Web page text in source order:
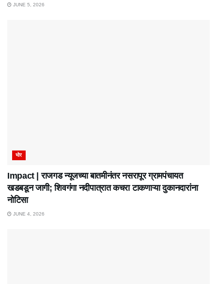
JUNE 5, 2026
भोर
Impact | राजगड न्यूजच्या बातमीनंतर नसरापूर ग्रामपंचायत
खडबडून जागी; शिवगंगा नदीपात्रात कचरा टाकणाऱ्या दुकानदारांना
नोटिसा
JUNE 4, 2026